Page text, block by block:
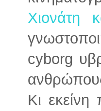
Χιονάτη
cyborg
Κι